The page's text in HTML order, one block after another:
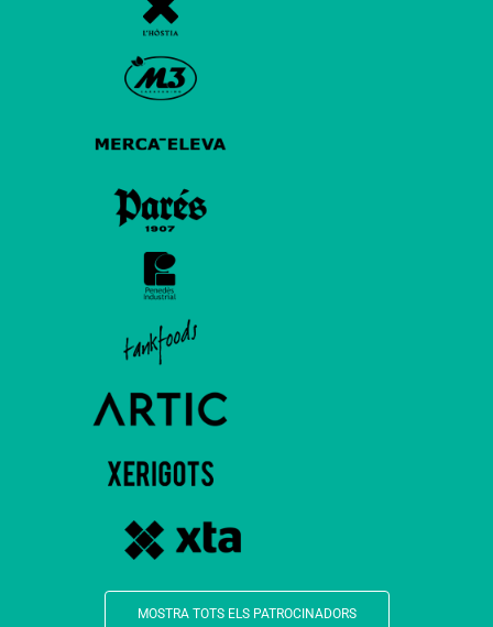
MOSTRA TOTS ELS PATROCINADORS